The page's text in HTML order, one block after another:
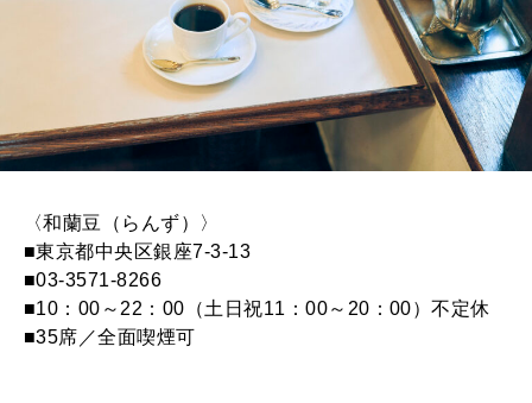
〈和蘭豆（らんず）〉
■東京都中央区銀座7-3-13
■03-3571-8266
■10：00～22：00（土日祝11：00～20：00）不定休
■35席／全面喫煙可